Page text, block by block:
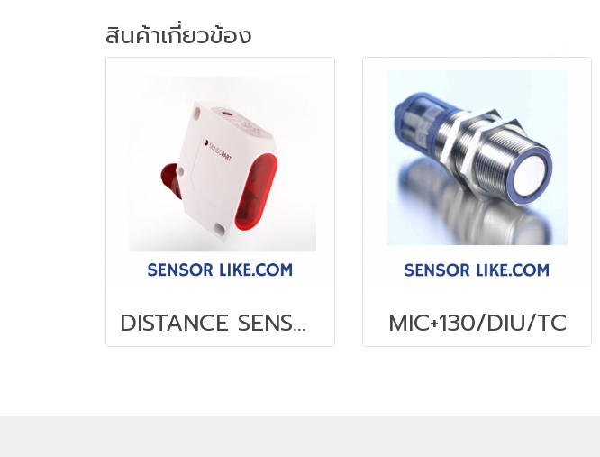
สินค้าเกี่ยวข้อง
DISTANCE SENSOR LASER MIC+130/DIU/TC